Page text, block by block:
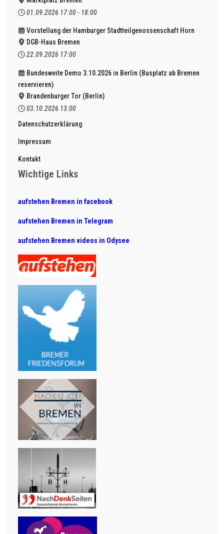
01.09.2026 17:00 - 18:00
Vorstellung der Hamburger Stadtteilgenossenschaft Horn
DGB-Haus Bremen
22.09.2026 17:00
Bundesweite Demo 3.10.2026 in Berlin (Busplatz ab Bremen
reservieren)
Brandenburger Tor (Berlin)
03.10.2026 13:00
Datenschutzerklärung
Impressum
Kontakt
Wichtige Links
aufstehen Bremen in facebook
aufstehen Bremen in Telegram
aufstehen Bremen videos in Odysee